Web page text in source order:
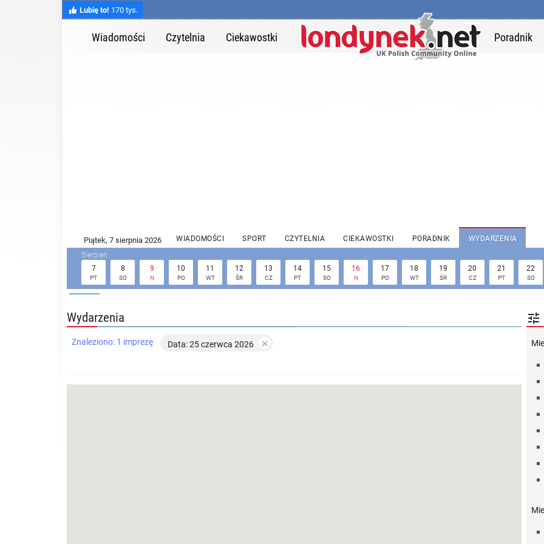
Lubię to! 170 tys.
Wiadomości Czytelnia Ciekawostki Poradnik
WIADOMOŚCI SPORT CZYTELNIA CIEKAWOSTKI PORADNIK WYDARZENIA
7
PT
8
SO
9
N
10
PO
11
WT
12
ŚR
13
CZ
14
PT
15
SO
16
N
17
PO
18
WT
19
ŚR
20
CZ
21
PT
22
SO

Wydarzenia
Znaleziono: 1 imprezę Data: 25 czerwca 2026 